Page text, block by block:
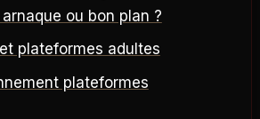
ou bon plan ?
et plateformes adultes
plateformes